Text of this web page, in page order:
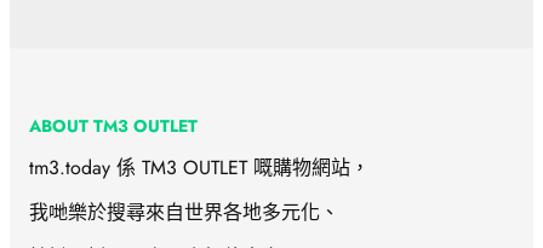
ABOUT TM3 OUTLET
tm3.today 係 TM3 OUTLET 嘅購物網站，
我哋樂於搜尋來自世界各地多元化、